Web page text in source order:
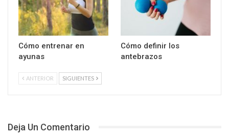
Cómo entrenar en
ayunas
Cómo definir los
antebrazos
ANTERIOR SIGUIENTES
Deja Un Comentario